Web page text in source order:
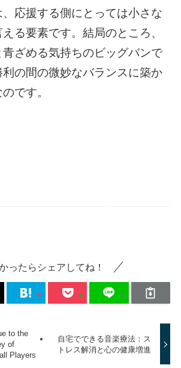
応援する側にとっては小さな
る要素です。結局のところ、
ざめる気持ちのビッグバンで
の間の微妙なバランスに築か
です。
ったらシェアしてね！
to the
of
Players
自宅でできる音楽療法：ス
トレス解消と心の健康増進